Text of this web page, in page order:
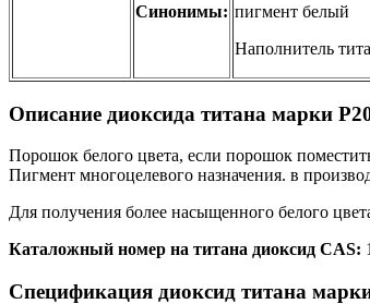
Синонимы: пигмент белый
Наполнитель
Описание диоксида титана марки
Порошок белого цвета, если порошок
Пигмент многоцелевого назначения. в
Для получения более насыщенного белого
Каталожный номер на титана диоксид CAS:
Спецификация диоксид титана